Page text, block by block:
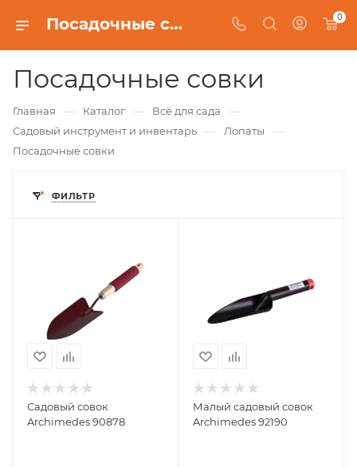
Посадочные совки 0
Посадочные совки
Главная — Каталог — Всё для сада —
Садовый инструмент и инвентарь — Лопаты —
Посадочные совки
ФИЛЬТР
Садовый совок
Archimedes 90878
Малый садовый совок
Archimedes 92190